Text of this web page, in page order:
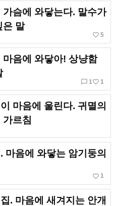
슴에 와닿는다. 말수가
은 말
favorite_border 5
음에 와닿아! 상냥함
chat_bubble_outline 1 favorite_border 1
마음에 울린다. 귀멸의
르침
마음에 와닿는 암기둥의
favorite_border 1
. 마음에 새겨지는 안개